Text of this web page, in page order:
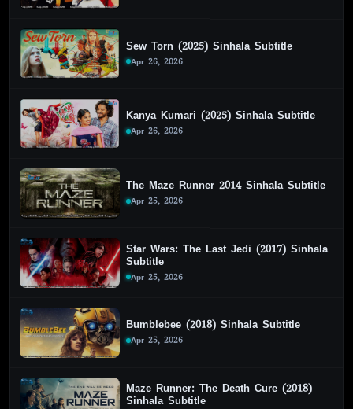
Sew Torn (2025) Sinhala Subtitle
Apr 26, 2026
Kanya Kumari (2025) Sinhala Subtitle
Apr 26, 2026
The Maze Runner 2014 Sinhala Subtitle
Apr 25, 2026
Star Wars: The Last Jedi (2017) Sinhala
Subtitle
Apr 25, 2026
Bumblebee (2018) Sinhala Subtitle
Apr 25, 2026
Maze Runner: The Death Cure (2018)
Sinhala Subtitle